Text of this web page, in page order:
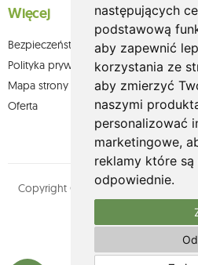
następujących
podstawową
aby zapewnić
korzystania ze
aby zmierzyć
naszymi
personalizować
marketingowe,
reklamy które
odpowiednie.
Więcej
Bezpieczeństwo płatności
Polityka prywatności
Mapa strony
Oferta
Copyright © olium.pl. Wszystkie
MOUTON
Zobacz nasz profil na: